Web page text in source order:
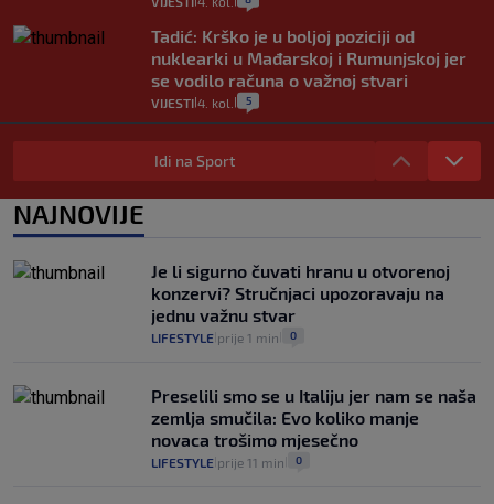
Tadić: Krško je u boljoj poziciji od
nuklearki u Mađarskoj i Rumunjskoj jer
se vodilo računa o važnoj stvari
VIJESTI 4. kol. 5
Stručnjak o prometnom kolapsu u
Konavlima na granici s Crnom Gorom:
"Idućeg ljeta bit će još gore"
3
mora. Provjerili smo brodske linije i
cijene
3. kol. 2
Idi na Sport
NAJNOVIJE
Je li sigurno čuvati hranu u otvorenoj
konzervi? Stručnjaci upozoravaju na
jednu važnu stvar
LIFESTYLE prije 1 min 0
Preselili smo se u Italiju jer nam se naša
zemlja smučila: Evo koliko manje
novaca trošimo mjesečno
LIFESTYLE prije 11 min 0